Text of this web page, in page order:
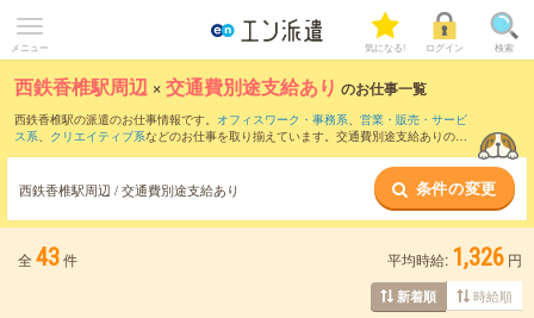
メニュー 気になる! ログイン 検索
西鉄香椎駅周辺 ×交通費別途支給あり のお仕事一覧
西鉄香椎駅の派遣のお仕事情報です。 オフィスワーク・事務系、 営業・販売・サービ
ス系、 クリエイティブ系などのお仕事を取り揃えています。交通費別途支給ありの条
西鉄香椎駅周辺 / 交通費別途支給あり 条件の変更
全 43件 平均時給: 1,326 円
新着順 時給順